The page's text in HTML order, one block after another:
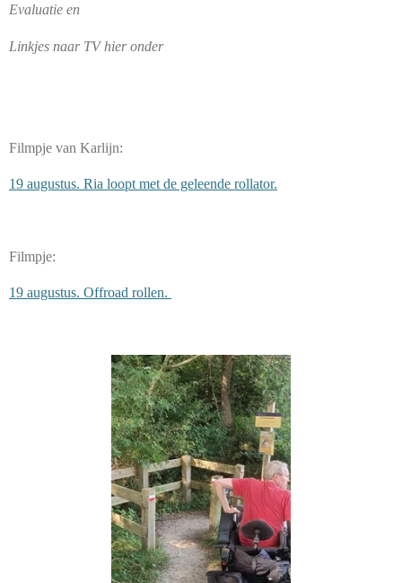
Evaluatie en
Linkjes naar TV hier onder
Filmpje van Karlijn:
19 augustus. Ria loopt met de geleende rollator.
Filmpje:
19 augustus. Offroad rollen.